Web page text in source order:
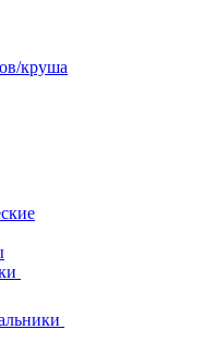
круша